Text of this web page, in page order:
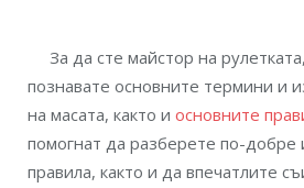
За да сте майстор на
познавате основните термини и
на масата, както и основните
помогнат да разберете по-добре
правила, както и да впечатлите